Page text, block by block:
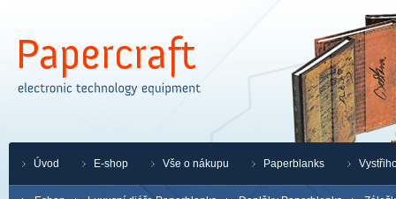
Úvod E-shop Vše o nákupu Paperblanks